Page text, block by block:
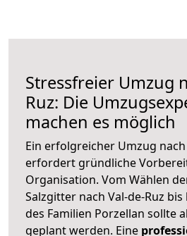
Stressfreier Umzug
Ruz: Die
machen es möglich
Ein erfolgreicher Umzug nach
erfordert gründliche
Organisation. Vom Wählen
Salzgitter nach Val-de-Ruz
des Familien Porzellan sollte
geplant werden. Eine